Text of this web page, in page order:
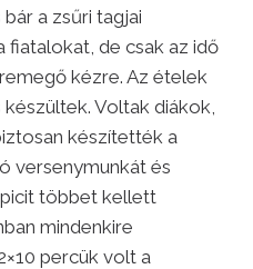
a zsűri tagjai
de csak az idő
kézre. Az ételek
Voltak diákok,
készítették a
versenymunkát és
többet kellett
mindenkire
percük volt a